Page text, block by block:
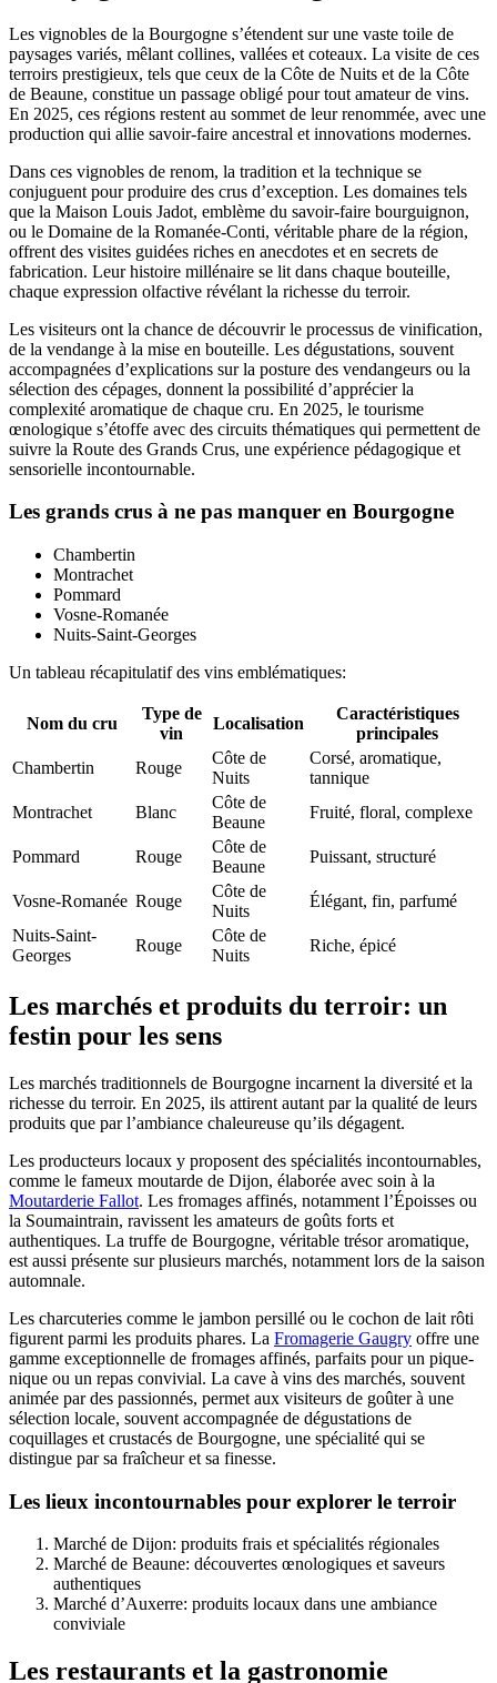
Les vignobles de la Bourgogne s’étendent sur une vaste toile de
paysages variés, mêlant collines, vallées et coteaux. La visite de ces
terroirs prestigieux, tels que ceux de la Côte de Nuits et de la Côte
de Beaune, constitue un passage obligé pour tout amateur de vins.
En 2025, ces régions restent au sommet de leur renommée, avec une
production qui allie savoir-faire ancestral et innovations modernes.
Dans ces vignobles de renom, la tradition et la technique se
conjuguent pour produire des crus d’exception. Les domaines tels
que la Maison Louis Jadot, emblème du savoir-faire bourguignon,
ou le Domaine de la Romanée-Conti, véritable phare de la région,
offrent des visites guidées riches en anecdotes et en secrets de
fabrication. Leur histoire millénaire se lit dans chaque bouteille,
chaque expression olfactive révélant la richesse du terroir.
Les visiteurs ont la chance de découvrir le processus de vinification,
de la vendange à la mise en bouteille. Les dégustations, souvent
accompagnées d’explications sur la posture des vendangeurs ou la
sélection des cépages, donnent la possibilité d’apprécier la
complexité aromatique de chaque cru. En 2025, le tourisme
œnologique s’étoffe avec des circuits thématiques qui permettent de
suivre la Route des Grands Crus, une expérience pédagogique et
sensorielle incontournable.
Les grands crus à ne pas manquer en Bourgogne
Chambertin
Montrachet
Pommard
Vosne-Romanée
Nuits-Saint-Georges
Un tableau récapitulatif des vins emblématiques:
Nom du cru
Type de
vin
Localisation
Caractéristiques
principales
Chambertin
Rouge
Côte de
Nuits
Corsé, aromatique,
tannique
Montrachet
Blanc
Côte de
Beaune
Fruité, floral, complexe
Pommard Rouge
Côte de
Beaune
Puissant, structuré
Vosne-Romanée Rouge
Côte de
Nuits
Élégant, fin, parfumé
Nuits-Saint-
Georges
Rouge
Côte de
Nuits
Riche, épicé
Les marchés et produits du terroir: un
festin pour les sens
Les marchés traditionnels de Bourgogne incarnent la diversité et la
richesse du terroir. En 2025, ils attirent autant par la qualité de leurs
produits que par l’ambiance chaleureuse qu’ils dégagent.
Les producteurs locaux y proposent des spécialités incontournables,
comme le fameux moutarde de Dijon, élaborée avec soin à la
Moutarderie Fallot. Les fromages affinés, notamment l’Époisses ou
la Soumaintrain, ravissent les amateurs de goûts forts et
authentiques. La truffe de Bourgogne, véritable trésor aromatique,
est aussi présente sur plusieurs marchés, notamment lors de la saison
automnale.
Les charcuteries comme le jambon persillé ou le cochon de lait rôti
figurent parmi les produits phares. La Fromagerie Gaugry offre une
gamme exceptionnelle de fromages affinés, parfaits pour un pique-
nique ou un repas convivial. La cave à vins des marchés, souvent
animée par des passionnés, permet aux visiteurs de goûter à une
sélection locale, souvent accompagnée de dégustations de
coquillages et crustacés de Bourgogne, une spécialité qui se
distingue par sa fraîcheur et sa finesse.
Les lieux incontournables pour explorer le terroir
Marché de Dijon: produits frais et spécialités régionales
Marché de Beaune: découvertes œnologiques et saveurs
authentiques
Marché d’Auxerre: produits locaux dans une ambiance
conviviale
Les restaurants et la gastronomie